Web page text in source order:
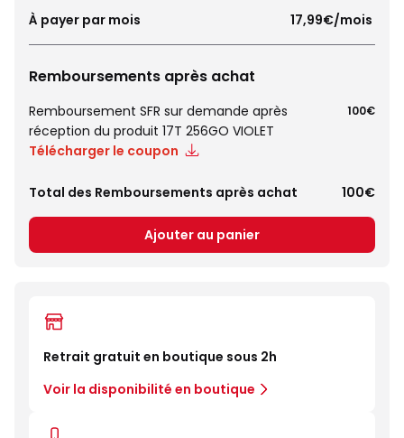
À payer par mois 17,99€/mois
Remboursements après achat
Remboursement SFR sur demande après
réception du produit 17T 256GO VIOLET
Télécharger le coupon
100€
Total des Remboursements après achat 100€
Ajouter au panier
Retrait gratuit en boutique sous 2h
Voir la disponibilité en boutique